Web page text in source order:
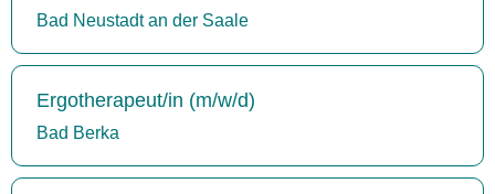
Bad Neustadt an der Saale
Ergotherapeut/in (m/w/d)
Bad Berka